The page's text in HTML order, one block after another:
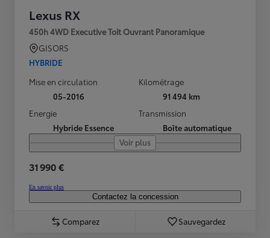
Lexus RX
450h 4WD Executive Toit Ouvrant Panoramique
GISORS
HYBRIDE
Mise en circulation
05-2016
Kilométrage
91 494 km
Energie
Hybride Essence
Transmission
Boîte automatique
Voir plus
31 990 €
En savoir plus
Contactez la concession
Comparez Sauvegardez